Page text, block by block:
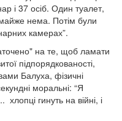
і 37 осіб. Один туалет,
нема. Потім були
камерах”.
на те, щоб ламати
підпорядкованості,
Балуха, фізичні
моральні: “Я
гинуть на війні, і